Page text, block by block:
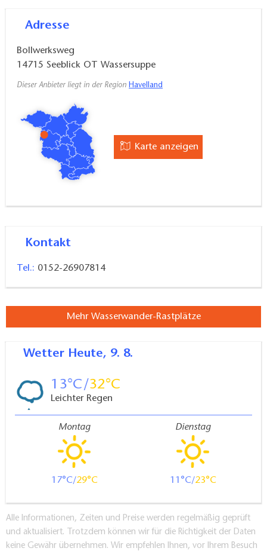
Adresse
Bollwerksweg
14715 Seeblick OT Wassersuppe
Dieser Anbieter liegt in der Region Havelland
Karte anzeigen
Kontakt
Tel.: 0152-26907814
Mehr Wasserwander-Rastplätze
Wetter Heute, 9. 8.
13 32
Leichter Regen
Montag
17 29
Dienstag
11 23
Alle Informationen, Zeiten und Preise werden regelmäßig geprüft
und aktualisiert. Trotzdem können wir für die Richtigkeit der Daten
keine Gewähr übernehmen. Wir empfehlen Ihnen, vor Ihrem Besuch